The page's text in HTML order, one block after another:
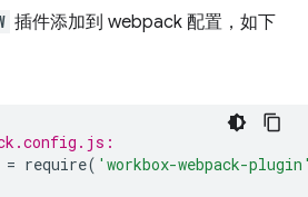
插件添加到 webpack 配置，如下
= require( 'workbox-webpack-